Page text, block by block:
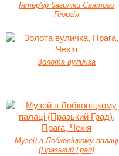
Інтер'єр базиліки Святого
Георгія
Золота вуличка
Музей в Лобковіцкому палаці
(Празький Град)